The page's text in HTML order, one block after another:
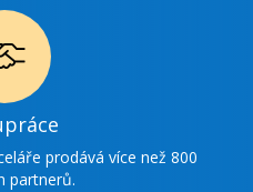
Ikonka
spolupráce
prodává více než 800
partnerů.